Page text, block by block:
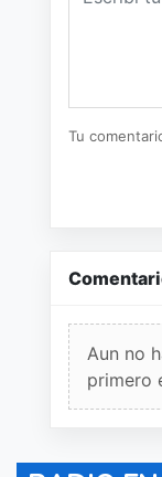
Tu
Aun no
primero